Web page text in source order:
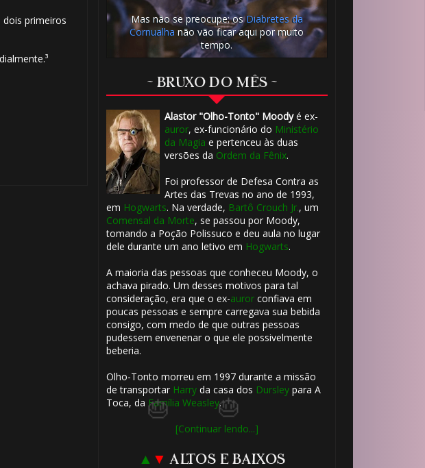
dois primeiros
Mas não se preocupe: osDiabretes da
Cornualha não vão ficar aqui por muito
tempo.
~ BRUXO DO MÊS ~
Alastor "Olho-Tonto" Moodyé ex-
auror, ex-funcionário do Ministério
da Magia e pertenceu às duas
versões da Ordem da Fênix.
Foi professor de Defesa Contra as
Artes das Trevas no ano de 1993,
em Hogwarts. Na verdade, Bartô Crouch Jr., um
Comensal da Morte, se passou por Moody,
tomando a Poção Polissuco e deu aula no lugar
dele durante um ano letivo em Hogwarts.
A maioria das pessoas que conheceu Moody, o
achava pirado. Um desses motivos para tal
consideração, era que o ex-aurorconfiava em
poucas pessoas e sempre carregava sua bebida
consigo, com medo de que outras pessoas
pudessem envenenar o que ele possivelmente
beberia.
Olho-Tonto morreu em 1997 durante a missão
de transportar Harryda casa dos Dursleypara A
Toca, da Família Weasley.
[Continuar lendo...]
▲ ▼ ALTOS E BAIXOS
1️⃣ 8️⃣
1️⃣ 8️⃣
🎈
1️⃣ 8️⃣
🎈